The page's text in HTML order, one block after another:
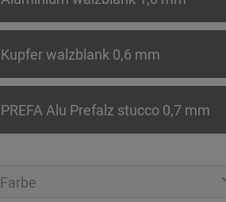
Kupfer walzblank 0,6 mm
PREFA Alu Prefalz stucco 0,7 mm
Farbe